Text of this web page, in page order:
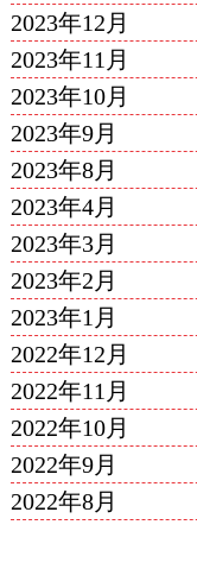
2023年12月
2023年11月
2023年10月
2023年9月
2023年8月
2023年4月
2023年3月
2023年2月
2023年1月
2022年12月
2022年11月
2022年10月
2022年9月
2022年8月